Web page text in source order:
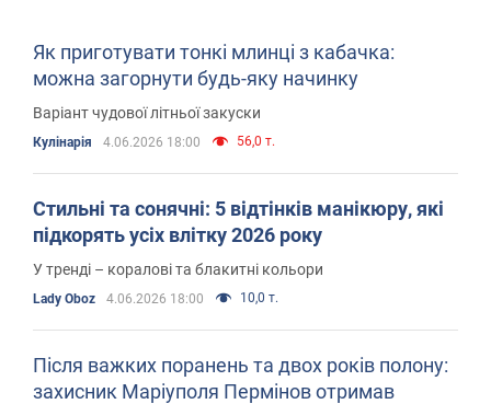
Як приготувати тонкі млинці з кабачка:
можна загорнути будь-яку начинку
Варіант чудової літньої закуски
Кулінарія 4.06.2026 18:00 56,0 т.
Cтильні та сонячні: 5 відтінків манікюру, які
підкорять усіх влітку 2026 року
У тренді – коралові та блакитні кольори
Lady Oboz 4.06.2026 18:00 10,0 т.
Після важких поранень та двох років полону:
захисник Маріуполя Пермінов отримав